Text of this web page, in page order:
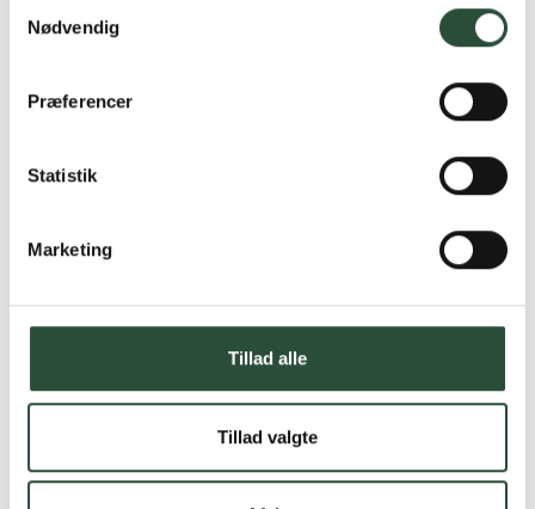
Nødvendig
Præferencer
Statistik
Marketing
Tillad alle
Tillad valgte